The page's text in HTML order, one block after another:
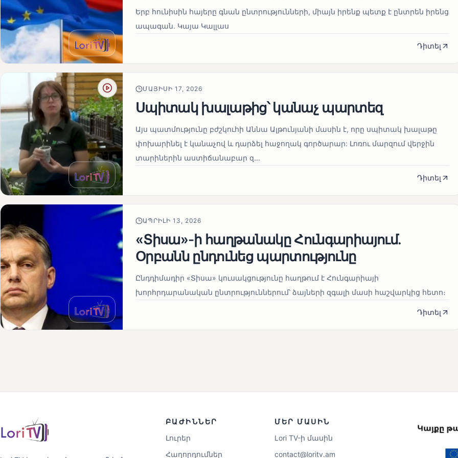
Երբ հունիսին հայերը գնան ընտրությունների, միայն իրենք պետք է ընտրեն իրենց
ապագան. Կայա Կալլաս
Դիտել
ՄԱՅԻՍԻ 17, 2026
Սպիտակ խալաթից՝ կանաչ պարտեզ
Այս պատմությունը բժշկուհի Աննա Ալթունյանի մասին է, որը սպիտակ խալաթը
փոխարինել է կանաչով և դարձել հաջողակ գործարար: Լոռու մարզում վերջին
տարիներին աստիճանաբար զ...
Դիտել
ԱՊՐԻԼԻ 13, 2026
«Տիսա»-ի հաղթանակը Հունգարիայում․
Օրբանն ընդունեց պարտությունը
Ընդդիմադիր «Տիսա» կուսակցությունը հաղթում է Հունգարիայի
խորհրդարանական ընտրություններում՝ ձայների զգալի մասի հաշվարկից հետո։
Դիտել
ԲԱԺԻՆՆԵՐ
Լուրեր
Հաղորդումներ
ՄԵՐ ՄԱՍԻՆ
Lori TV-ի մասին
contact@loritv.am